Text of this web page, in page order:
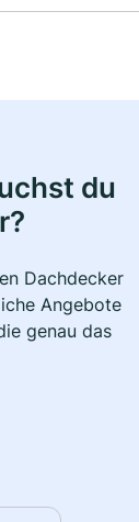
du
Dachdecker
Angebote
genau das